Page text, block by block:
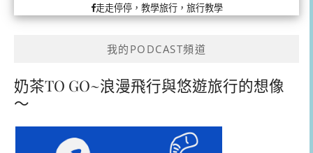
走走停停，教學旅行，旅行教學
我的PODCAST頻道
奶茶TO GO~浪漫飛行與悠遊旅行的想像
～